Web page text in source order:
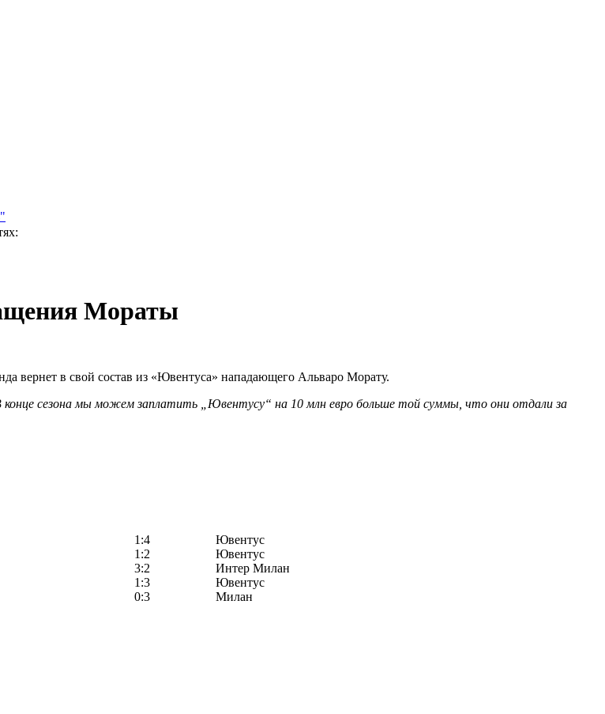
Мораты
вернет в свой состав из «Ювентуса» нападающего Альваро Морату.
сезона мы можем заплатить „Ювентусу“ на 10 млн евро больше той суммы, что они отдали за
1:4
Ювентус
1:2
Ювентус
3:2
Интер Милан
1:3
Ювентус
0:3
Милан